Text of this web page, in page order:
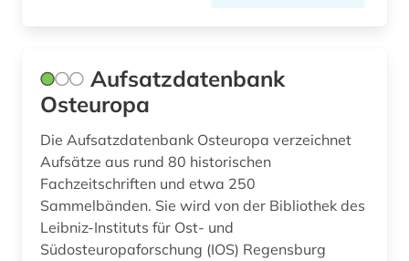
Aufsatzdatenbank
Osteuropa
Die Aufsatzdatenbank Osteuropa verzeichnet
Aufsätze aus rund 80 historischen
Fachzeitschriften und etwa 250
Sammelbänden. Sie wird von der Bibliothek des
Leibniz-Instituts für Ost- und
Südosteuropaforschung (IOS) Regensburg